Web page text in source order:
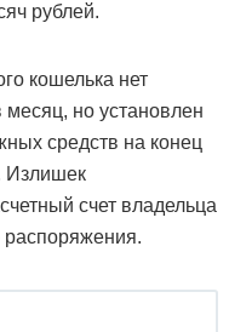
рублей.
кошелька нет
но установлен
средств на конец
Излишек
счет владельца
распоряжения.